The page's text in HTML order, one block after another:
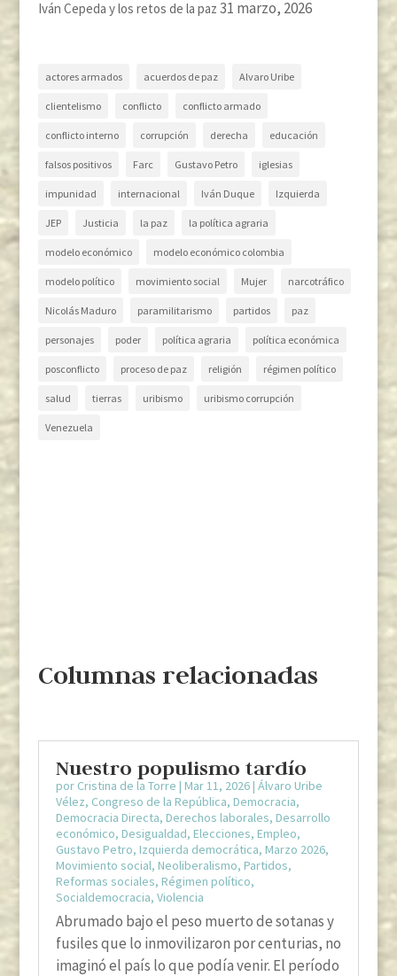
Iván Cepeda y los retos de la paz 31 marzo, 2026
actores armados acuerdos de paz Alvaro Uribe
clientelismo conflicto conflicto armado
conflicto interno corrupción derecha educación
falsos positivos Farc Gustavo Petro iglesias
impunidad internacional Iván Duque Izquierda
JEP Justicia la paz la política agraria
modelo económico modelo económico colombia
modelo político movimiento social Mujer narcotráfico
Nicolás Maduro paramilitarismo partidos paz
personajes poder política agraria política económica
posconflicto proceso de paz religión régimen político
salud tierras uribismo uribismo corrupción
Venezuela
Columnas relacionadas
Nuestro populismo tardío
por Cristina de la Torre | Mar 11, 2026| Álvaro Uribe
Vélez, Congreso de la República, Democracia,
Democracia Directa, Derechos laborales, Desarrollo
económico, Desigualdad, Elecciones, Empleo,
Gustavo Petro, Izquierda democrática, Marzo 2026,
Movimiento social, Neoliberalismo, Partidos,
Reformas sociales, Régimen político,
Socialdemocracia, Violencia
Abrumado bajo el peso muerto de sotanas y
fusiles que lo inmovilizaron por centurias, no
imaginó el país lo que podía venir. El período